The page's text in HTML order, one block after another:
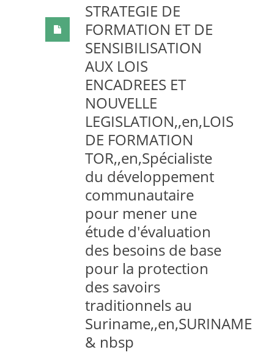
STRATEGIE DE
FORMATION ET DE
SENSIBILISATION
AUX LOIS
ENCADREES ET
NOUVELLE
LEGISLATION,,en,LOIS
DE FORMATION
TOR,,en,Spécialiste
du développement
communautaire
pour mener une
étude d'évaluation
des besoins de base
pour la protection
des savoirs
traditionnels au
Suriname,,en,SURINAME
& nbsp